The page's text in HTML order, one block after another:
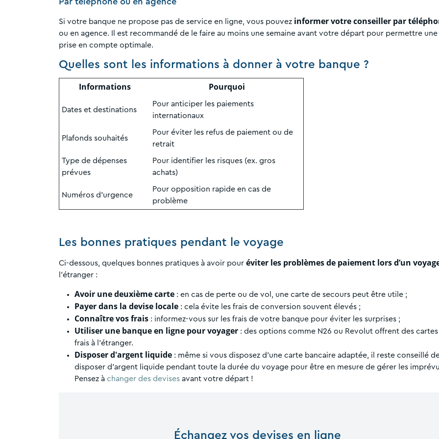
Par téléphone ou en agence
Si votre banque ne propose pas de service en ligne, vous pouvez informer votre conseiller par
ou en agence. Il est recommandé de le faire au moins une semaine avant votre départ pour permettre une
prise en compte optimale.
Quelles sont les informations à donner à votre banque ?
Informations Pourquoi
Dates et destinations
Pour anticiper les paiements
internationaux
Plafonds souhaités
Pour éviter les refus de paiement ou de
retrait
Type de dépenses
prévues
Pour identifier les risques (ex. gros
achats)
Numéros d’urgence
Pour opposition rapide en cas de
problème
Les bonnes pratiques pendant le voyage
Ci-dessous, quelques bonnes pratiques à avoir pour éviter les problèmes de paiement lors d’un
l’étranger :
Avoir une deuxième carte : en cas de perte ou de vol, une carte de secours peut être utile ;
Payer dans la devise locale : cela évite les frais de conversion souvent élevés ;
Connaître vos frais : informez-vous sur les frais de votre banque pour éviter les surprises ;
Utiliser une banque en ligne pour voyager : des options comme N26 ou Revolut offrent des cartes
frais à l'étranger.
Disposer d'argent liquide : même si vous disposez d'une carte bancaire adaptée, il reste conseillé
disposer d'argent liquide pendant toute la durée du voyage pour être en mesure de gérer les
Pensez à changer des devises avant votre départ !
Échangez vos devises en ligne